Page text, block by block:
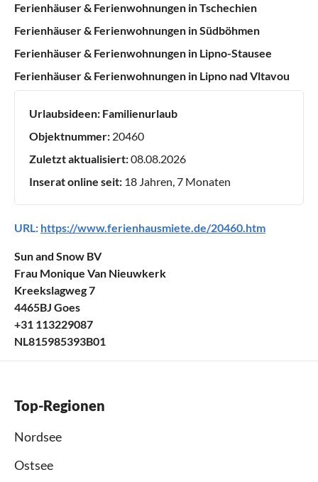
Ferienhäuser & Ferienwohnungen in Tschechien
Ferienhäuser & Ferienwohnungen in Südböhmen
Ferienhäuser & Ferienwohnungen in Lipno-Stausee
Ferienhäuser & Ferienwohnungen in Lipno nad Vltavou
Urlaubsideen: Familienurlaub
Objektnummer: 20460
Zuletzt aktualisiert:08.08.2026
Inserat online seit: 18 Jahren, 7 Monaten
URL: https://www.ferienhausmiete.de/20460.htm
Sun and Snow BV
Frau Monique Van Nieuwkerk
Kreekslagweg 7
4465BJ Goes
+31 113229087
NL815985393B01
Top-Regionen
Nordsee
Ostsee